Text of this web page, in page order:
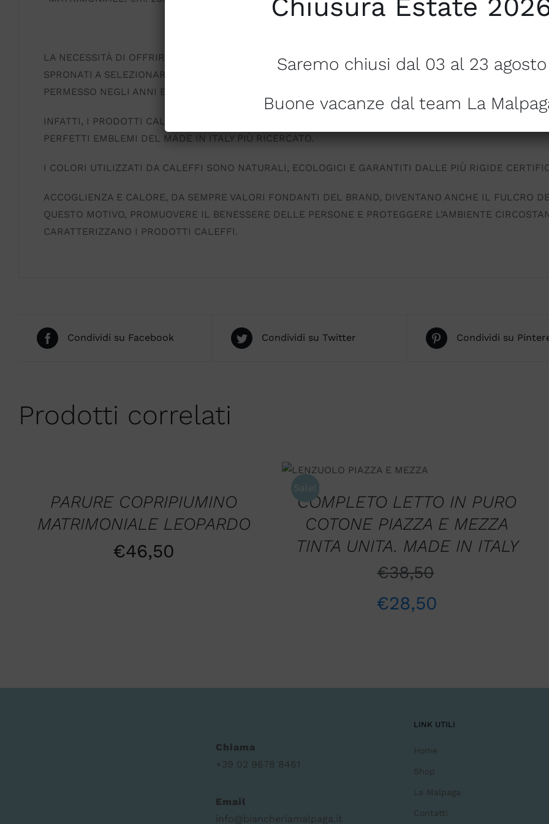
LA NECESSITÀ DI OFFRIRE ALLA NOSTRA AFFEZIONATA CLIENTELA SEMPRE IL MEGLIO NEL MONDO
SPRONATI A SELEZIONARE LE PIÙ RAFFINATE AZIENDE ITALIANE DEL SETTORE. LA NOSTRA
PERMESSO NEGLI ANNI E ANCORA CI PERMETTE DI OFFRIRE PRODOTTI DI QUALITÀ E BELLEZZA.
INFATTI, I PRODOTTI CALEFFI SI CONTRADDISTINGUONO PER LA SCELTA DEI MATERIALI PREZIOSI E
PERFETTI EMBLEMI DEL MADE IN ITALY PIÙ RICERCATO.
I COLORI UTILIZZATI DA CALEFFI SONO NATURALI, ECOLOGICI E GARANTITI DALLE PIÙ RIGIDE
ACCOGLIENZA E CALORE, DA SEMPRE VALORI FONDANTI DEL BRAND, DIVENTANO ANCHE IL FULCRO
QUESTO MOTIVO, PROMUOVERE IL BENESSERE DELLE PERSONE E PROTEGGERE L’AMBIENTE
CARATTERIZZANO I PRODOTTI CALEFFI.
Condividi su Facebook Condividi su Twitter Condividi su
Prodotti correlati
PARURE COPRIPIUMINO
MATRIMONIALE LEOPARDO
€46,50
Sale!
SCEGLI / QUICK VIEW
COMPLETO LETTO IN PURO
COTONE PIAZZA E MEZZA
TINTA UNITA. MADE IN ITALY
€38,50
€28,50
Chiama
+39 02 9678 8461
Email
info@biancheriamalpaga.it
LINK UTILI
Home
Shop
La Malpaga
Contatti
Chiusura Estate
Saremo chiusi dal 03 al 23 agosto
Buone vacanze dal team La